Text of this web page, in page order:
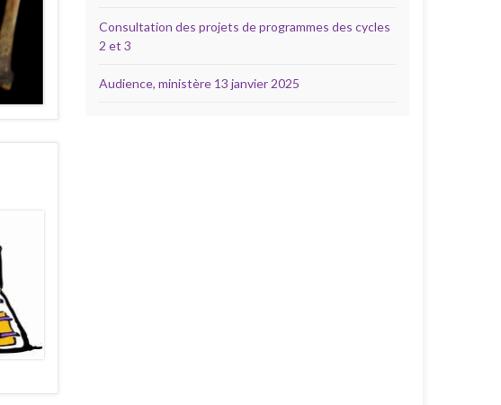
Consultation des projets de programmes des cycles
2 et 3
Audience, ministère 13 janvier 2025